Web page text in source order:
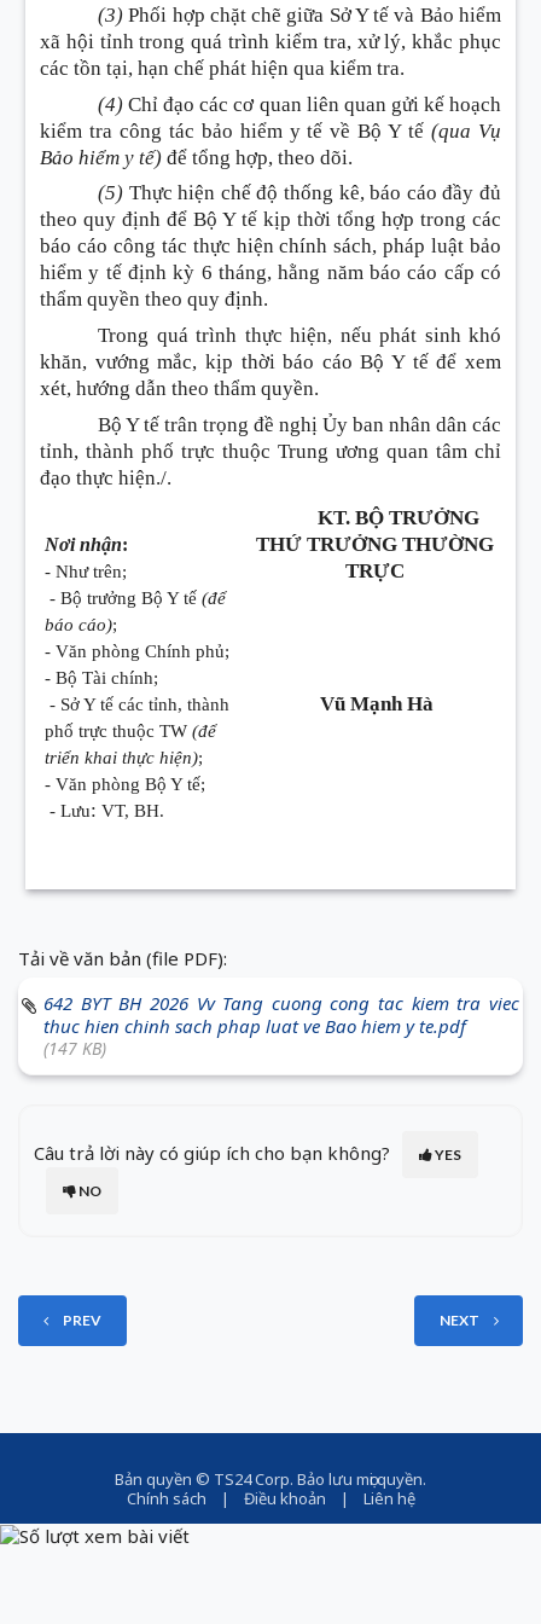
(3) Phối hợp chặt chẽ giữa Sở Y tế và Bảo hiểm
xã hội tỉnh trong quá trình kiểm tra, xử lý, khắc phục
các tồn tại, hạn chế phát hiện qua kiểm tra.
(4) Chỉ đạo các cơ quan liên quan gửi kế hoạch
kiểm tra công tác bảo hiểm y tế về Bộ Y tế(qua Vụ
Bảo hiểm y tế) để tổng hợp, theo dõi.
(5) Thực hiện chế độ thống kê, báo cáo đầy đủ
theo quy định để Bộ Y tế kịp thời tổng hợp trong các
báo cáo công tác thực hiện chính sách, pháp luật bảo
hiểm y tế định kỳ 6 tháng, hằng năm báo cáo cấp có
thẩm quyền theo quy định.
Trong quá trình thực hiện, nếu phát sinh khó
khăn, vướng mắc, kịp thời báo cáo Bộ Y tế để xem
xét, hướng dẫn theo thẩm quyền.
Bộ Y tế trân trọng đề nghị Ủy ban nhân dân các
tỉnh, thành phố trực thuộc Trung ương quan tâm chỉ
đạo thực hiện./.
Nơi nhận:
- Như trên;
- Bộ trưởng Bộ Y tế (để
báo cáo);
- Văn phòng Chính phủ;
- Bộ Tài chính;
- Sở Y tế các tỉnh, thành
phố trực thuộc TW (để
triển khai thực hiện);
- Văn phòng Bộ Y tế;
- Lưu: VT, BH.
KT. BỘ TRƯỞNG
THỨ TRƯỞNG THƯỜNG
TRỰC
Vũ Mạnh Hà
Tải về văn bản (file PDF):
642 BYT BH 2026 Vv Tang cuong cong tac kiem tra viec
thuc hien chinh sach phap luat ve Bao hiem y te.pdf
(147 KB)
Câu trả lời này có giúp ích cho bạn không?
YES
NO
PREV NEXT
Bản quyền © TS24 Corp. Bảo lưu mọi quyền.
Chính sách | Điều khoản | Liên hệ